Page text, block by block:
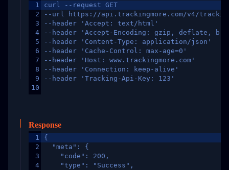
1
2
3
4
5
6
7
8
9
10
curl --request GET
--url https://api.trackingmore.com/v4/trackings/
--header 'Accept: text/html'
--header 'Accept-Encoding: gzip, deflate,
--header 'Content-Type: application/json'
--header 'Cache-Control: max-age=0'
--header 'Host: www.trackingmore.com'
--header 'Connection: keep-alive'
--header 'Tracking-Api-Key: 123'
Response
1
2
3
4
{
  "meta": {
    "code": 200,
    "type": "Success",